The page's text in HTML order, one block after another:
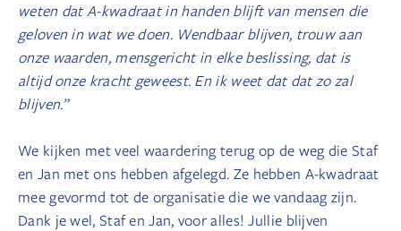
weten dat A-kwadraat in handen blijft van mensen die
geloven in wat we doen. Wendbaar blijven, trouw aan
onze waarden, mensgericht in elke beslissing, dat is
altijd onze kracht geweest. En ik weet dat dat zo zal
blijven.”
We kijken met veel waardering terug op de weg die Staf
en Jan met ons hebben afgelegd. Ze hebben A-kwadraat
mee gevormd tot de organisatie die we vandaag zijn.
Dank je wel, Staf en Jan, voor alles! Jullie blijven